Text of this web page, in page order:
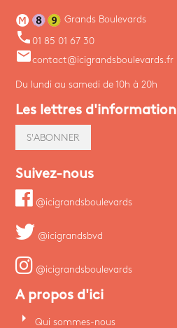
Grands Boulevards
phone 01 85 01 67 30
emailcontact@icigrandsboulevards.fr
Du lundi au samedi de 10h à 20h
Les lettres d'information
S'ABONNER
Suivez-nous
@icigrandsboulevards
@icigrandsbvd
@icigrandsboulevards
A propos d'ici
arrow_right Qui sommes-nous